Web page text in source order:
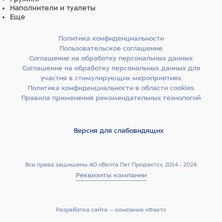
Наполнители и туалеты
Еще
Все права защищены АО «Валта Пет Продактс», 2014 - 2026
Реквизиты компании
Политика конфиденциальности
Пользовательское соглашение
Соглашение на обработку персональных данных
Соглашение на обработку персональных данных для
участия в стимулирующих мероприятиях
Политика конфиденциальности в области cookies
Правила применения рекомендательных технологий
Версия для слабовидящих
Разработка сайта –­ компания «Факт»